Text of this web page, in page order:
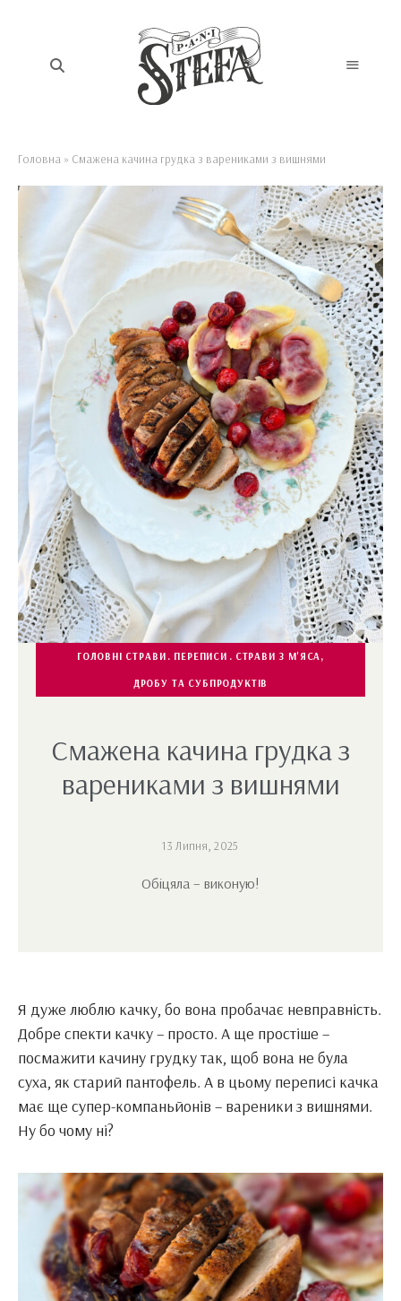
Головна » Смажена качина грудка з варениками з вишнями
ГОЛОВНІ СТРАВИ ПЕРЕПИСИ СТРАВИ З М'ЯСА,
ДРОБУ ТА СУБПРОДУКТІВ
Смажена качина грудка з
варениками з вишнями
13 Липня, 2025
Обіцяла – виконую!
Я дуже люблю качку, бо вона пробачає невправність.
Добре спекти качку – просто. А ще простіше –
посмажити качину грудку так, щоб вона не була
суха, як старий пантофель. А в цьому переписі качка
має ще супер-компаньйонів – вареники з вишнями.
Ну бо чому ні?